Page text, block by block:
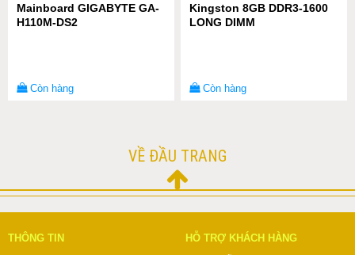
Mainboard GIGABYTE GA-
H110M-DS2
Còn hàng
Kingston 8GB DDR3-1600
LONG DIMM
Còn hàng
VỀ ĐẦU TRANG
THÔNG TIN
HỖ TRỢ KHÁCH HÀNG